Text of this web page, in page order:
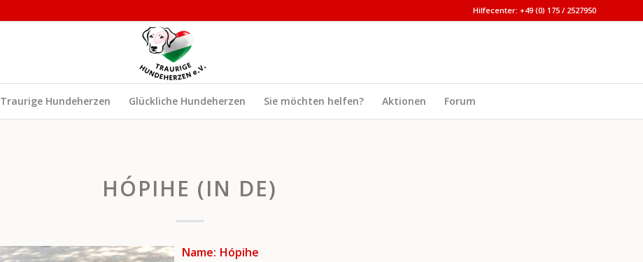
Hilfecenter: +49 (0) 175 / 2527950
Traurige Hundeherzen Glückliche Hundeherzen Sie möchten helfen? Aktionen Forum
HÓPIHE (IN DE)
Name: Hópihe